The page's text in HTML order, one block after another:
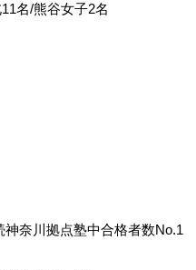
名/熊谷女子2名
神奈川拠点塾中合格者数No.1